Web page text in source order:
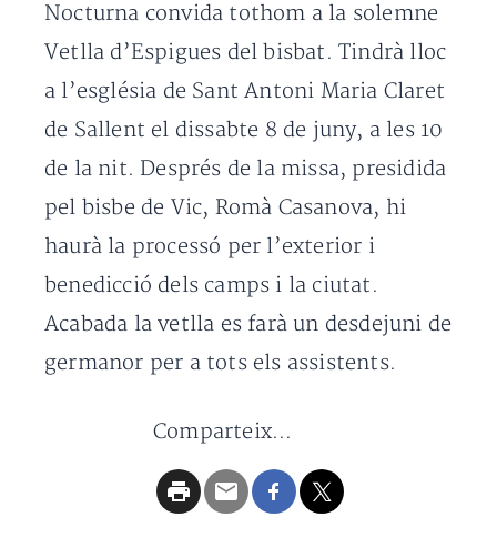
Nocturna convida tothom a la solemne
Vetlla d’Espigues del bisbat. Tindrà lloc
a l’església de Sant Antoni Maria Claret
de Sallent el dissabte 8 de juny, a les 10
de la nit. Després de la missa, presidida
pel bisbe de Vic, Romà Casanova, hi
haurà la processó per l’exterior i
benedicció dels camps i la ciutat.
Acabada la vetlla es farà un desdejuni de
germanor per a tots els assistents.
Comparteix...